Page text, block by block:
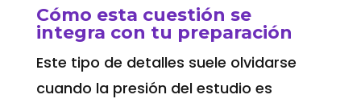
Cómo esta cuestión se
integra con tu preparación
Este tipo de detalles suele olvidarse
cuando la presión del estudio es